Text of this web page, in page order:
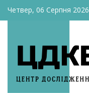
Четвер, 06 Серпня 2026